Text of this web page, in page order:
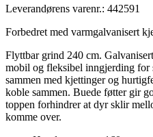
Leverandørens varenr.: 442591
Forbedret med varmgalvanisert
Flyttbar grind 240 cm.
mobil og fleksibel inngjerding for
sammen med kjettinger og
koble sammen. Buede føtter gir
toppen forhindrer at dyr sklir
komme over.